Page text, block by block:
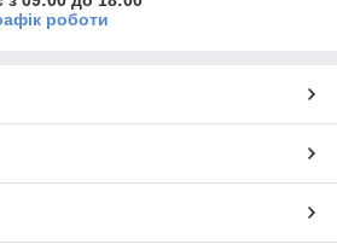
роботи